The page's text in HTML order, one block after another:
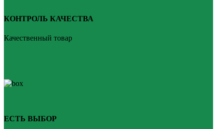
КОНТРОЛЬ КАЧЕСТВА
Качественный товар
ЕСТЬ ВЫБОР